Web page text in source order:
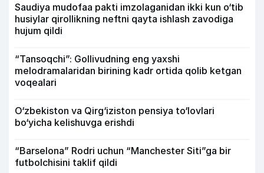
Saudiya mudofaa pakti imzolaganidan ikki kun o‘tib
husiylar qirollikning neftni qayta ishlash zavodiga
hujum qildi
“Tansoqchi”: Gollivudning eng yaxshi
melodramalaridan birining kadr ortida qolib ketgan
voqealari
O‘zbekiston va Qirg‘iziston pensiya to‘lovlari
bo‘yicha kelishuvga erishdi
“Barselona” Rodri uchun “Manchester Siti”ga bir
futbolchisini taklif qildi